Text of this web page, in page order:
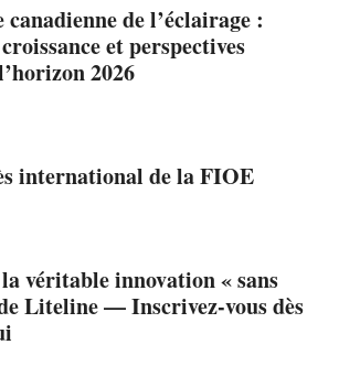
de l’éclairage :
et perspectives
2026
international de la FIOE
véritable innovation « sans
Liteline — Inscrivez-vous dès